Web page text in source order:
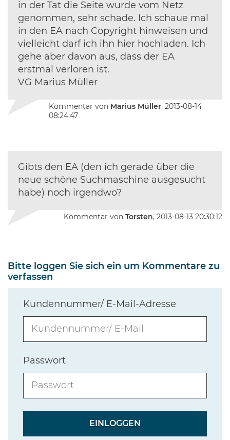
in der Tat die Seite wurde vom Netz
genommen, sehr schade. Ich schaue mal
in den EA nach Copyright hinweisen und
vielleicht darf ich ihn hier hochladen. Ich
gehe aber davon aus, dass der EA
erstmal verloren ist.
VG Marius Müller
Kommentar von Marius Müller, 2013-08-14
08:24:47
Gibts den EA (den ich gerade über die
neue schöne Suchmaschine ausgesucht
habe) noch irgendwo?
Kommentar von Torsten, 2013-08-13 20:30:12
Bitte loggen Sie sich ein um Kommentare zu
verfassen
Kundennummer/ E-Mail-Adresse
Passwort